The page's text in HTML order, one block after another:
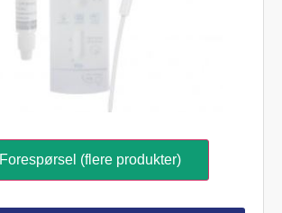
Forespørsel (flere produkter)